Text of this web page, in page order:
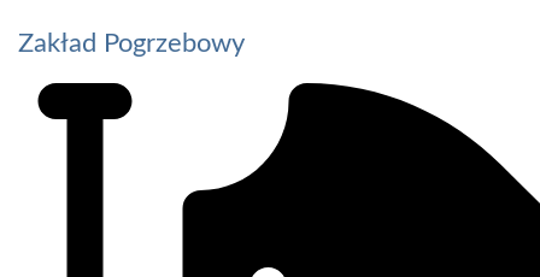
Zakład Pogrzebowy